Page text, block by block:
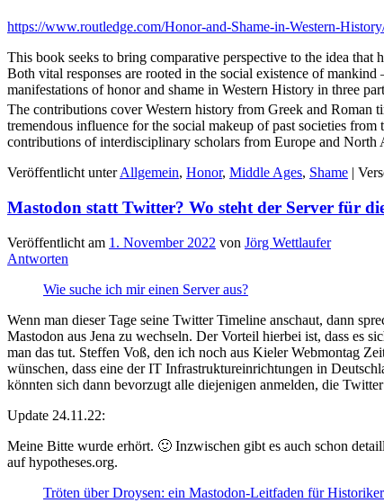
https://www.routledge.com/Honor-and-Shame-in-Western-
This book seeks to bring comparative perspective to the idea
Both vital responses are rooted in the social existence of
manifestations of honor and shame in Western History in three
The contributions cover Western history from Greek and Roman
tremendous influence for the social makeup of past societies
contributions of interdisciplinary scholars from Europe and North
Veröffentlicht unter Allgemein, Honor, Middle Ages, Shame |
Mastodon statt Twitter? Wo steht der Server für
Veröffentlicht am 1. November 2022 von Jörg Wettlaufer
Antworten
Wie suche ich mir einen Server aus?
Wenn man dieser Tage seine Twitter Timeline anschaut, dann
Mastodon aus Jena zu wechseln. Der Vorteil hierbei ist, dass es
man das tut. Steffen Voß, den ich noch aus Kieler Webmontag
wünschen, dass eine der IT Infrastruktureinrichtungen in
könnten sich dann bevorzugt alle diejenigen anmelden, die
Update 24.11.22:
Meine Bitte wurde erhört. 🙂 Inzwischen gibt es auch schon
auf hypotheses.org.
Tröten über Droysen: ein Mastodon-Leitfaden für